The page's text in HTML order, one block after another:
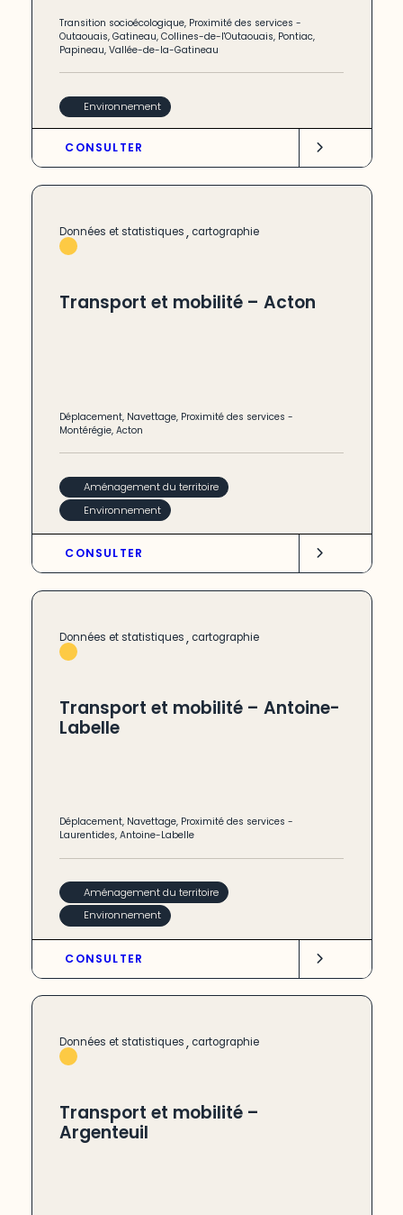
Transition socioécologique, Proximité des services -
Outaouais,Gatineau,Collines-de-l'Outaouais, Pontiac,
Papineau,Vallée-de-la-Gatineau
Environnement
CONSULTER
Données et statistiques, cartographie
Transport et mobilité – Acton
Déplacement, Navettage, Proximité des services -
Montérégie,Acton
Aménagement du territoire
Environnement
CONSULTER
Données et statistiques, cartographie
Transport et mobilité – Antoine-
Labelle
Déplacement, Navettage, Proximité des services -
Laurentides,Antoine-Labelle
Aménagement du territoire
Environnement
CONSULTER
Données et statistiques, cartographie
Transport et mobilité –
Argenteuil